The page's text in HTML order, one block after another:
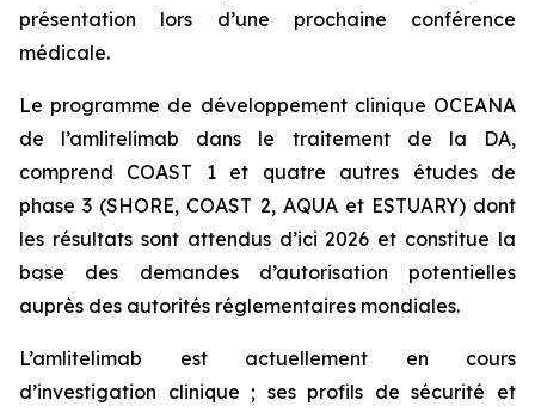
présentation lors d’une prochaine conférence
médicale.
Le programme de développement clinique OCEANA
de l’amlitelimab dans le traitement de la DA,
comprend COAST 1 et quatre autres études de
phase 3 (SHORE, COAST 2, AQUA et ESTUARY) dont
les résultats sont attendus d’ici 2026 et constitue la
base des demandes d’autorisation potentielles
auprès des autorités réglementaires mondiales.
L’amlitelimab est actuellement en cours
d’investigation clinique ; ses profils de sécurité et